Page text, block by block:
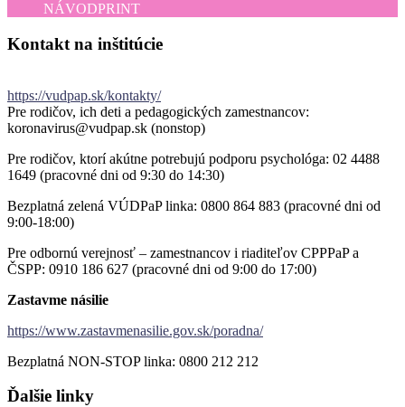
NÁVODPRINT
Kontakt na inštitúcie
https://vudpap.sk/kontakty/
Pre rodičov, ich deti a pedagogických zamestnancov:
koronavirus@vudpap.sk (nonstop)
Pre rodičov, ktorí akútne potrebujú podporu psychológa: 02 4488
1649 (pracovné dni od 9:30 do 14:30)
Bezplatná zelená VÚDPaP linka: 0800 864 883 (pracovné dni od
9:00-18:00)
Pre odbornú verejnosť – zamestnancov i riaditeľov CPPPaP a
ČSPP: 0910 186 627 (pracovné dni od 9:00 do 17:00)
Zastavme násilie
https://www.zastavmenasilie.gov.sk/poradna/
Bezplatná NON-STOP linka: 0800 212 212
Ďalšie linky